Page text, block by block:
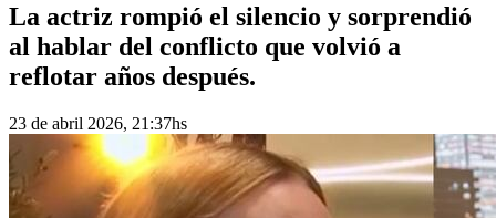
La actriz rompió el silencio y sorprendió
al hablar del conflicto que volvió a
reflotar años después.
23 de abril 2026, 21:37hs